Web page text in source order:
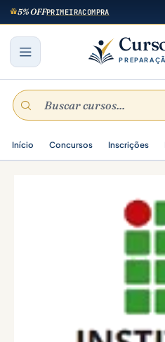
5% OFFPRIMEIRACOMPRA
Início Concursos Inscrições